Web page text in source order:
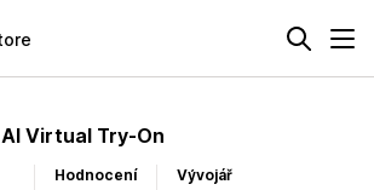
Virtual Try‑On
Hodnocení
Vývojář